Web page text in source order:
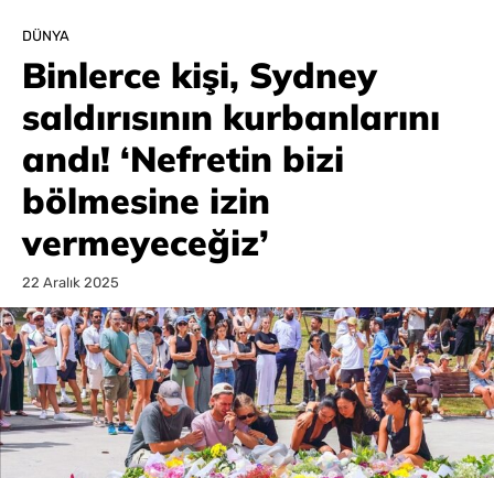
DÜNYA
Binlerce kişi, Sydney
saldırısının kurbanlarını
andı! ‘Nefretin bizi
bölmesine izin
vermeyeceğiz’
22 Aralık 2025